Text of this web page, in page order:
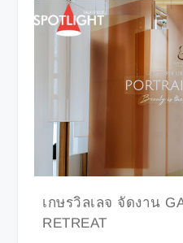
เกษรวิลเลจ จัดงาน
RETREAT